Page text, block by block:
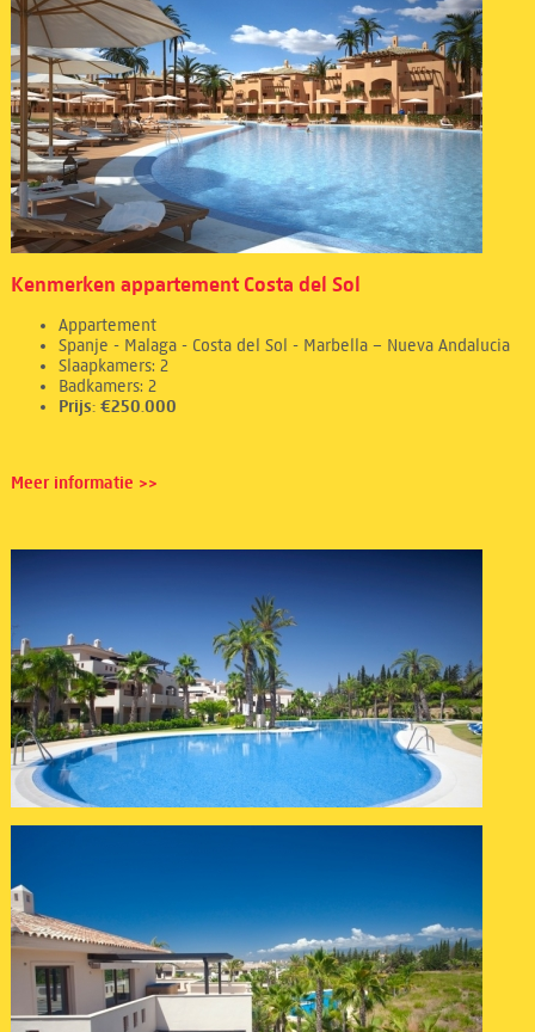
Kenmerken appartement Costa del Sol
Appartement
Spanje - Malaga - Costa del Sol - Marbella – Nueva Andalucia
Slaapkamers: 2
Badkamers: 2
Prijs: €250.000
Meer informatie >>